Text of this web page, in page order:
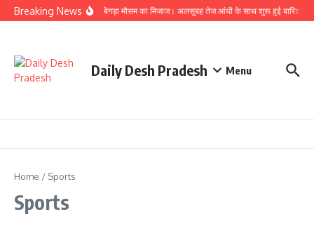
Skip to content
Breaking Newsअंबाला में बिगड़ा मौसम का मिजाज। अलसुबह तेज आंधी के साथ शुरू हुई
Daily Desh Pradesh Menu
Home / Sports
Sports